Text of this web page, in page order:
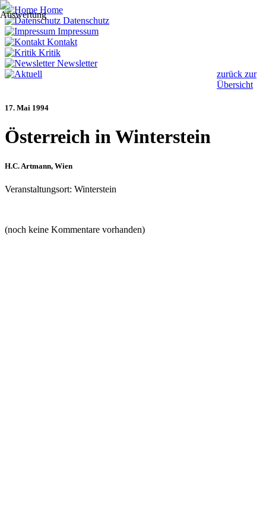
Home
Datenschutz
Impressum
Kontakt
Kritik
Newsletter
zurück zur
Übersicht
17. Mai 1994
Österreich in Winterstein
H.C. Artmann, Wien
Veranstaltungsort: Winterstein
(noch keine Kommentare vorhanden)